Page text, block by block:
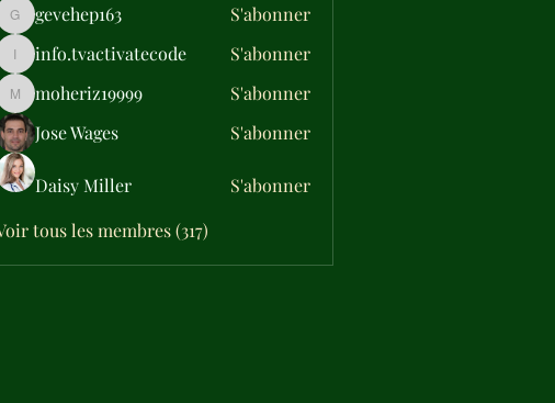
gevehep163
gevehep163 S'abonner
info.tvactivatecode
info.tvactivatecode S'abonner
moheriz19999
moheriz19999
S'abonner
Jose Wages
S'abonner
Daisy Miller
S'abonner
tous les membres (317)